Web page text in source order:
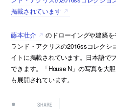
掲載されています
藤本壮介
のドローイングや建築
ランド・アクリスの2016ssコレクシ
イトに掲載されています。日本語で
できます。「House N」の写真を大
も展開されています。
SHARE